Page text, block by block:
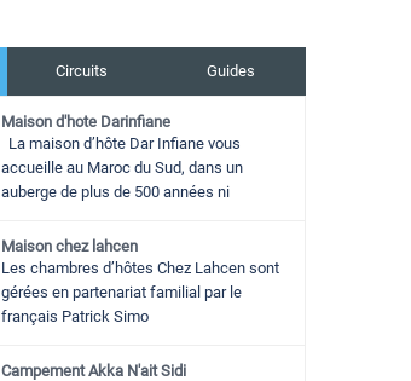
Circuits Guides
Maison d'hote Darinfiane
La maison d’hôte Dar Infiane vous
accueille au Maroc du Sud, dans un
auberge de plus de 500 années ni
Maison chez lahcen
Les chambres d’hôtes Chez Lahcen sont
gérées en partenariat familial par le
français Patrick Simo
Campement Akka N'ait Sidi